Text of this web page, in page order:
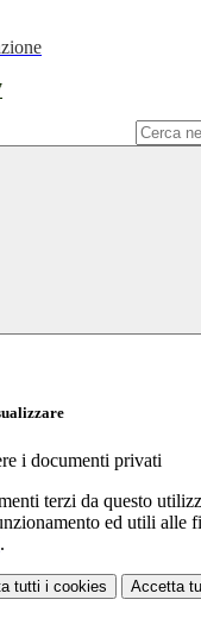
i documenti privati
terzi da questo
ed utili alle
.
tutti i cookies Accetta